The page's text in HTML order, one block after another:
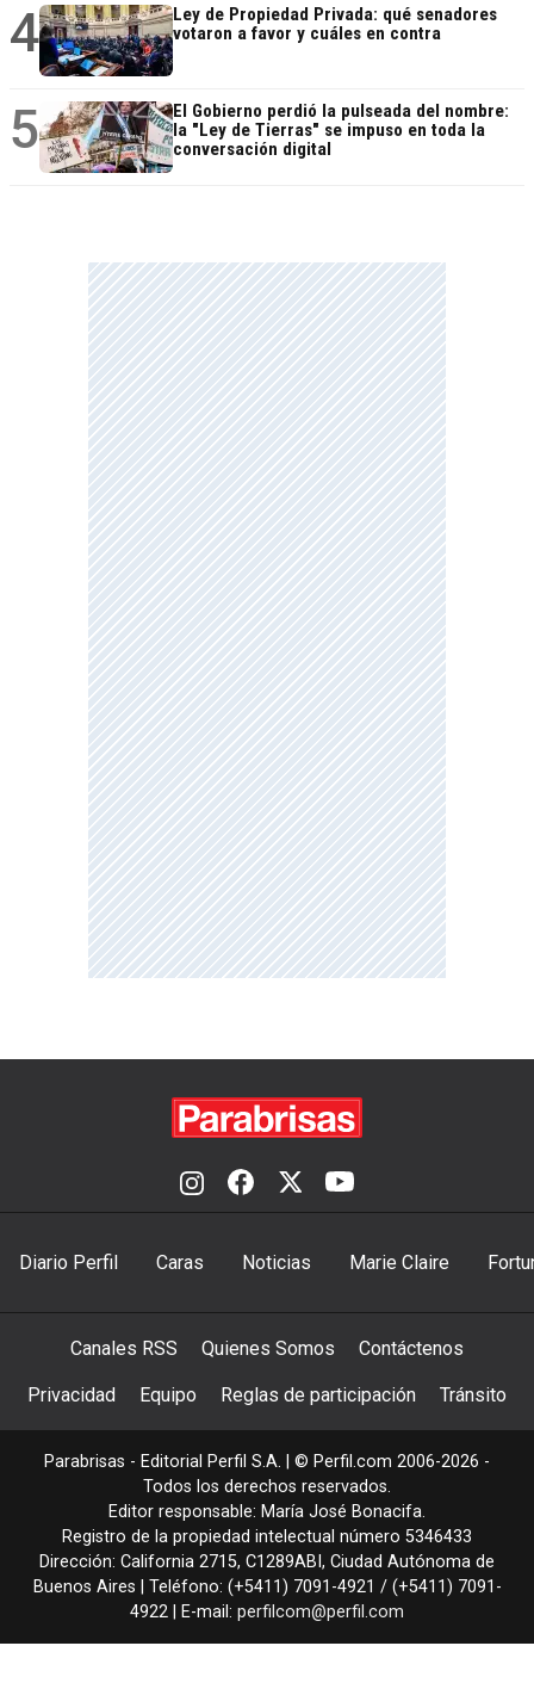
4
Ley de Propiedad Privada: qué senadores
votaron a favor y cuáles en contra
5
El Gobierno perdió la pulseada del nombre:
la "Ley de Tierras" se impuso en toda la
conversación digital
Diario Perfil Caras Noticias Marie Claire
Canales RSS Quienes Somos Contáctenos
Privacidad Equipo Reglas de participación Tránsito
Parabrisas - Editorial Perfil S.A. | © Perfil.com 2006-2026 -
Todos los derechos reservados.
Editor responsable: María José Bonacifa.
Registro de la propiedad intelectual número 5346433
Dirección: California 2715, C1289ABI , Ciudad Autónoma de
Buenos Aires | Teléfono: (+5411) 7091-4921 / (+5411) 7091-
4922 | E-mail: perfilcom@perfil.com